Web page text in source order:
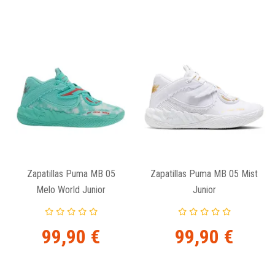
Zapatillas Puma MB 05
Melo World Junior
99,90 €
Zapatillas Puma MB 05 Mist
Junior
99,90 €